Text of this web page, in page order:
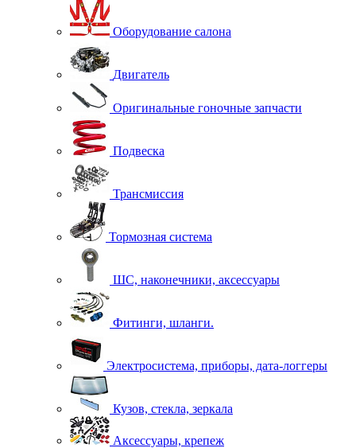
Оборудование салона
Двигатель
Оригинальные гоночные запчасти
Подвеска
Трансмиссия
Тормозная система
ШС, наконечники, аксессуары
Фитинги, шланги.
Электросистема, приборы, дата-логгеры
Кузов, стекла, зеркала
Аксессуары, крепеж